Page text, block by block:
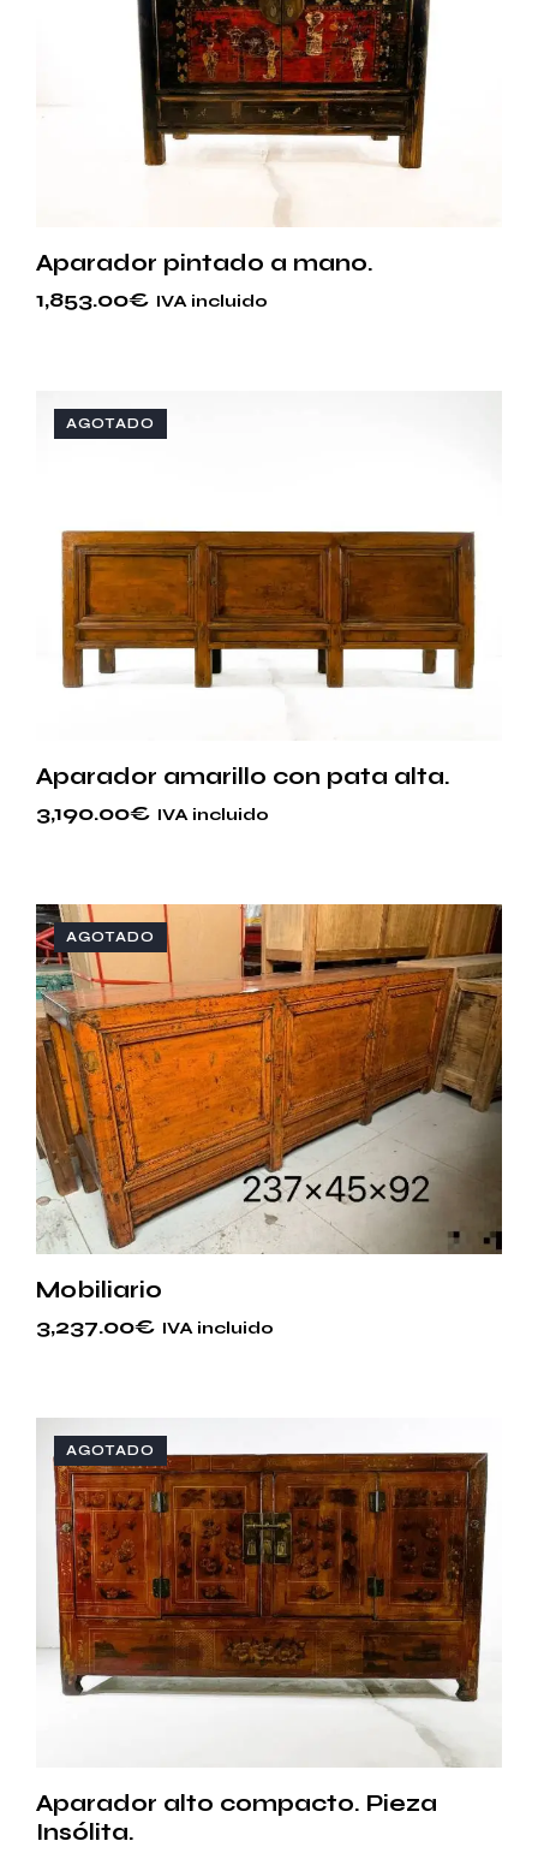
Aparador pintado a mano.
1,853.00€ IVA incluido
AGOTADO
Aparador amarillo con pata alta.
3,190.00€ IVA incluido
AGOTADO
Mobiliario
3,237.00€ IVA incluido
AGOTADO
Aparador alto compacto. Pieza
Insólita.